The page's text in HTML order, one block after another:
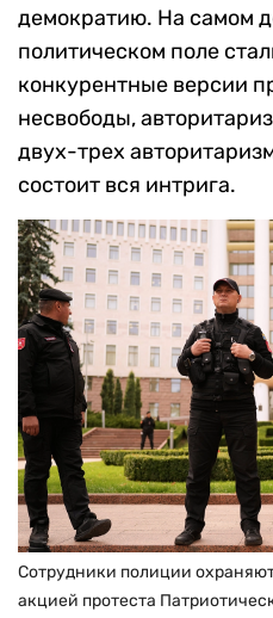
демократию. На самом
политическом поле
конкурентные версии
несвободы,
двух-трех
состоит вся интрига.
Сотрудники полиции
акцией протеста